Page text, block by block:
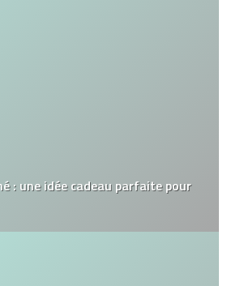
: une idée cadeau parfaite pour